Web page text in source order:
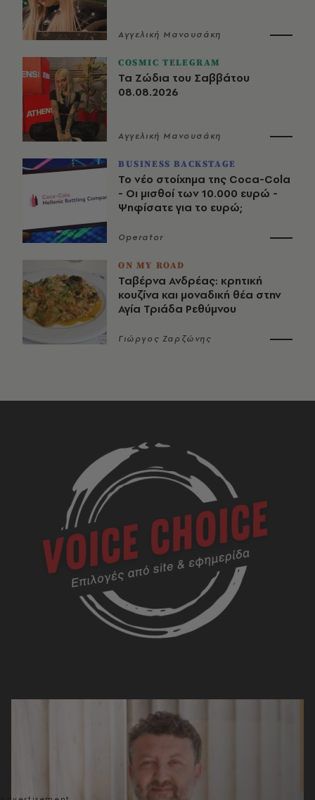
Αγγελική Μανουσάκη
COSMIC TELEGRAM
Τα Ζώδια του Σαββάτου
08.08.2026
Αγγελική Μανουσάκη
BUSINESS BACKSTAGE
Το νέο στοίχημα της Coca-Cola
- Οι μισθοί των 10.000 ευρώ -
Ψηφίσατε για το ευρώ;
Operator
ON MY ROAD
Ταβέρνα Ανδρέας: κρητική
κουζίνα και μοναδική θέα στην
Αγία Τριάδα Ρεθύμνου
Γιώργος Ζαρζώνης